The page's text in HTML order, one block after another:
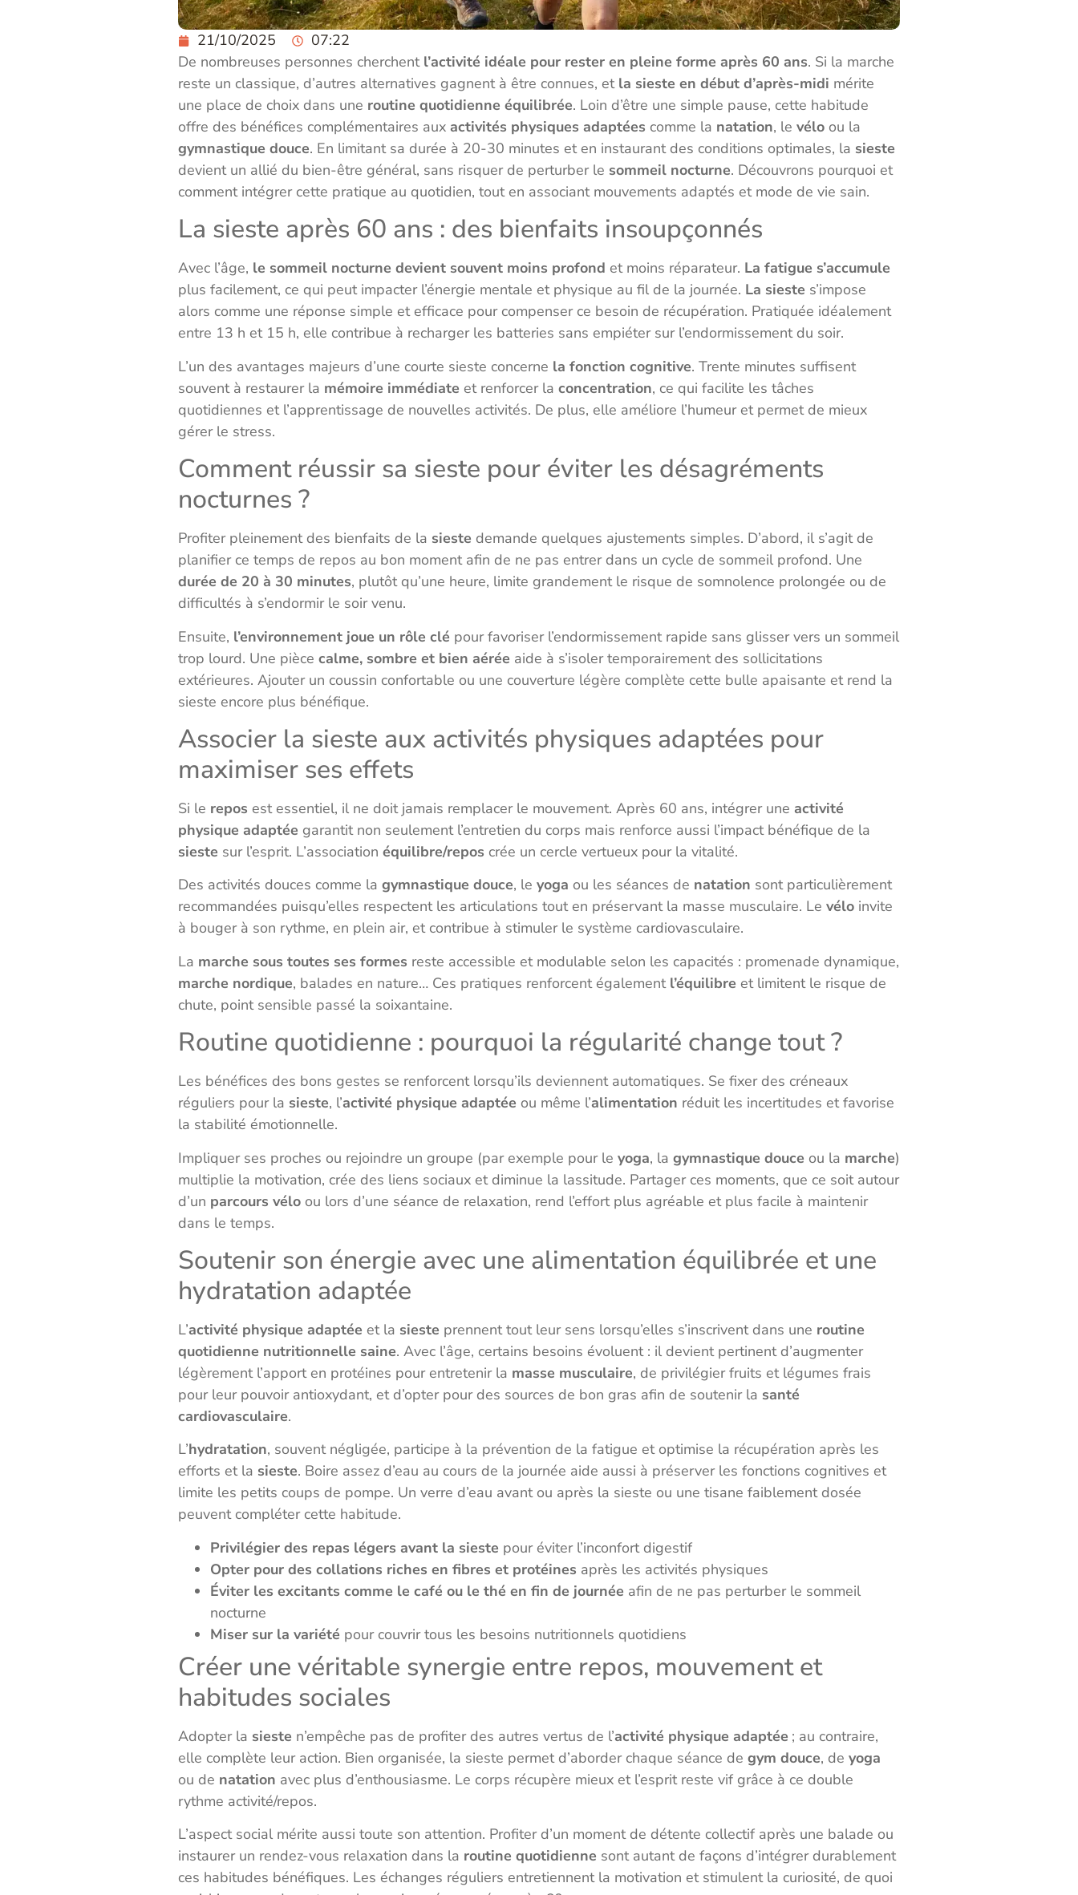
21/10/2025
07:22
De nombreuses personnes cherchent l’activité idéale pour rester en pleine forme après 60 ans. Si la marche
reste un classique, d’autres alternatives gagnent à être connues, et la sieste en début d’après-midi mérite
une place de choix dans une routine quotidienne équilibrée. Loin d’être une simple pause, cette habitude
offre des bénéfices complémentaires aux activités physiques adaptées comme la natation, le vélo ou la
gymnastique douce. En limitant sa durée à 20-30 minutes et en instaurant des conditions optimales, la sieste
devient un allié du bien-être général, sans risquer de perturber le sommeil nocturne. Découvrons pourquoi et
comment intégrer cette pratique au quotidien, tout en associant mouvements adaptés et mode de vie sain.
La sieste après 60 ans : des bienfaits insoupçonnés
Avec l’âge, le sommeil nocturne devient souvent moins profond et moins réparateur. La fatigue s’accumule
plus facilement, ce qui peut impacter l’énergie mentale et physique au fil de la journée. La sieste s’impose
alors comme une réponse simple et efficace pour compenser ce besoin de récupération. Pratiquée idéalement
entre 13 h et 15 h, elle contribue à recharger les batteries sans empiéter sur l’endormissement du soir.
L’un des avantages majeurs d’une courte sieste concerne la fonction cognitive. Trente minutes suffisent
souvent à restaurer la mémoire immédiate et renforcer la concentration, ce qui facilite les tâches
quotidiennes et l’apprentissage de nouvelles activités. De plus, elle améliore l’humeur et permet de mieux
gérer le stress.
Comment réussir sa sieste pour éviter les désagréments
nocturnes ?
Profiter pleinement des bienfaits de la sieste demande quelques ajustements simples. D’abord, il s’agit de
planifier ce temps de repos au bon moment afin de ne pas entrer dans un cycle de sommeil profond. Une
durée de 20 à 30 minutes, plutôt qu’une heure, limite grandement le risque de somnolence prolongée ou de
difficultés à s’endormir le soir venu.
Ensuite, l’environnement joue un rôle clé pour favoriser l’endormissement rapide sans glisser vers un sommeil
trop lourd. Une pièce calme, sombre et bien aérée aide à s’isoler temporairement des sollicitations
extérieures. Ajouter un coussin confortable ou une couverture légère complète cette bulle apaisante et rend la
sieste encore plus bénéfique.
Associer la sieste aux activités physiques adaptées pour
maximiser ses effets
Si le repos est essentiel, il ne doit jamais remplacer le mouvement. Après 60 ans, intégrer une activité
physique adaptée garantit non seulement l’entretien du corps mais renforce aussi l’impact bénéfique de la
sieste sur l’esprit. L’association équilibre/repos crée un cercle vertueux pour la vitalité.
Des activités douces comme la gymnastique douce, le yoga ou les séances de natation sont particulièrement
recommandées puisqu’elles respectent les articulations tout en préservant la masse musculaire. Le vélo invite
à bouger à son rythme, en plein air, et contribue à stimuler le système cardiovasculaire.
La marche sous toutes ses formes reste accessible et modulable selon les capacités : promenade dynamique,
marche nordique, balades en nature… Ces pratiques renforcent également l’équilibre et limitent le risque de
chute, point sensible passé la soixantaine.
Routine quotidienne : pourquoi la régularité change tout ?
Les bénéfices des bons gestes se renforcent lorsqu’ils deviennent automatiques. Se fixer des créneaux
réguliers pour la sieste, l’activité physique adaptée ou même l’alimentation réduit les incertitudes et favorise
la stabilité émotionnelle.
Impliquer ses proches ou rejoindre un groupe (par exemple pour le yoga, la gymnastique douce ou la marche)
multiplie la motivation, crée des liens sociaux et diminue la lassitude. Partager ces moments, que ce soit autour
d’un parcours vélo ou lors d’une séance de relaxation, rend l’effort plus agréable et plus facile à maintenir
dans le temps.
Soutenir son énergie avec une alimentation équilibrée et une
hydratation adaptée
L’activité physique adaptée et la sieste prennent tout leur sens lorsqu’elles s’inscrivent dans une routine
quotidienne nutritionnelle saine. Avec l’âge, certains besoins évoluent : il devient pertinent d’augmenter
légèrement l’apport en protéines pour entretenir la masse musculaire, de privilégier fruits et légumes frais
pour leur pouvoir antioxydant, et d’opter pour des sources de bon gras afin de soutenir la santé
cardiovasculaire.
L’hydratation, souvent négligée, participe à la prévention de la fatigue et optimise la récupération après les
efforts et la sieste. Boire assez d’eau au cours de la journée aide aussi à préserver les fonctions cognitives et
limite les petits coups de pompe. Un verre d’eau avant ou après la sieste ou une tisane faiblement dosée
peuvent compléter cette habitude.
Privilégier des repas légers avant la sieste pour éviter l’inconfort digestif
Opter pour des collations riches en fibres et protéines après les activités physiques
Éviter les excitants comme le café ou le thé en fin de journée afin de ne pas perturber le sommeil
nocturne
Miser sur la variété pour couvrir tous les besoins nutritionnels quotidiens
Créer une véritable synergie entre repos, mouvement et
habitudes sociales
Adopter la sieste n’empêche pas de profiter des autres vertus de l’activité physique adaptée ; au contraire,
elle complète leur action. Bien organisée, la sieste permet d’aborder chaque séance de gym douce, de yoga
ou de natation avec plus d’enthousiasme. Le corps récupère mieux et l’esprit reste vif grâce à ce double
rythme activité/repos.
L’aspect social mérite aussi toute son attention. Profiter d’un moment de détente collectif après une balade ou
instaurer un rendez-vous relaxation dans la routine quotidienne sont autant de façons d’intégrer durablement
ces habitudes bénéfiques. Les échanges réguliers entretiennent la motivation et stimulent la curiosité, de quoi